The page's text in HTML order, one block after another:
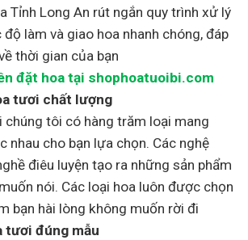
Tỉnh Long An rút ngắn quy trình xử lý
làm và giao hoa nhanh chóng, đáp
thời gian của bạn
đặt hoa tại shophoatuoibi.com
tươi chất lượng
chúng tôi có hàng trăm loại mang
nhau cho bạn lựa chọn. Các nghệ
điêu luyện tạo ra những sản phẩm
nói. Các loại hoa luôn được chọn
bạn hài lòng không muốn rời đi
tươi đúng mẫu